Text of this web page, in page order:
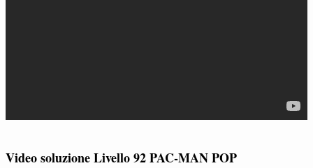
Video soluzione Livello 92 PAC-MAN POP